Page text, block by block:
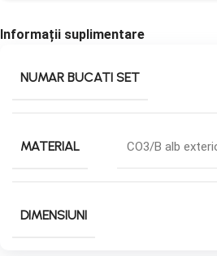
Informații suplimentare
NUMAR BUCATI SET
MATERIAL CO3/B alb
DIMENSIUNI